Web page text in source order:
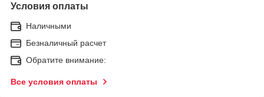
Условия оплаты
Наличными
Безналичный расчет
Обратите внимание:
Все условия оплаты